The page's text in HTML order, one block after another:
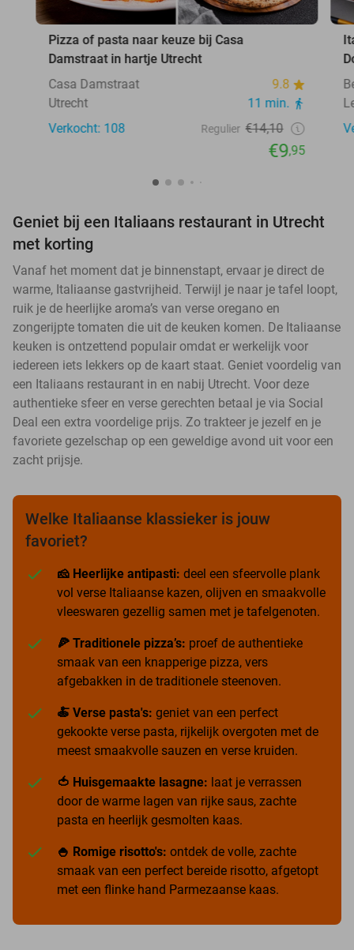
Pizza of pasta naar keuze bij Casa
Damstraat in hartje Utrecht
Casa Damstraat
9.8
Utrecht
11 min.
Verkocht: 108
Regulier €14,10
€9,95
Geniet bij een Italiaans restaurant in Utrecht
met korting
Vanaf het moment dat je binnenstapt, ervaar je direct de
warme, Italiaanse gastvrijheid. Terwijl je naar je tafel loopt,
ruik je de heerlijke aroma’s van verse oregano en
zongerijpte tomaten die uit de keuken komen. De Italiaanse
keuken is ontzettend populair omdat er werkelijk voor
iedereen iets lekkers op de kaart staat. Geniet voordelig van
een Italiaans restaurant in en nabij Utrecht. Voor deze
authentieke sfeer en verse gerechten betaal je via Social
Deal een extra voordelige prijs. Zo trakteer je jezelf en je
favoriete gezelschap op een geweldige avond uit voor een
zacht prijsje.
Welke Italiaanse klassieker is jouw
favoriet?
🧀 Heerlijke antipasti: deel een sfeervolle plank
vol verse Italiaanse kazen, olijven en smaakvolle
vleeswaren gezellig samen met je tafelgenoten.
🍕 Traditionele pizza’s: proef de authentieke
smaak van een knapperige pizza, vers
afgebakken in de traditionele steenoven.
🍝 Verse pasta's: geniet van een perfect
gekookte verse pasta, rijkelijk overgoten met de
meest smaakvolle sauzen en verse kruiden.
🍅 Huisgemaakte lasagne: laat je verrassen
door de warme lagen van rijke saus, zachte
pasta en heerlijk gesmolten kaas.
🍚 Romige risotto's: ontdek de volle, zachte
smaak van een perfect bereide risotto, afgetopt
met een flinke hand Parmezaanse kaas.